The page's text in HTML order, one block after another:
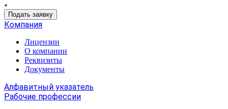
Подать заявку
Компания
Лицензии
О компании
Реквизиты
Документы
Алфавитный указатель
Рабочие профессии